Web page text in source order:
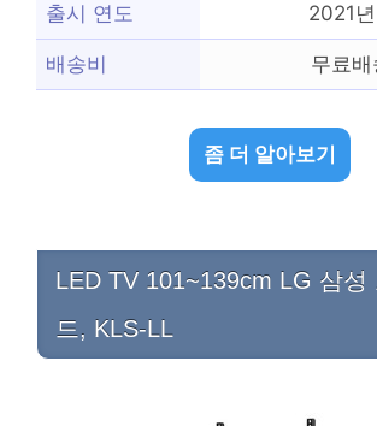
출시 연도 2021
배송비 무료배
좀 더 알아보기
LED TV 101~139cm LG 삼성
드, KLS-LL